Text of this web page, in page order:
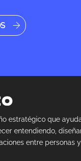
estratégico que
entendiendo,
entre personas y